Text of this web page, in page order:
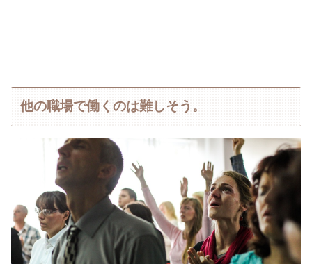
他の職場で働くのは難しそう。